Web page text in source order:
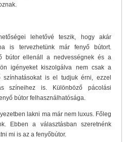
lehetővé teszik, hogy akár
is tervezhetünk már fenyő bútort.
bútor ellenáll a nedvességnek és a
igényeket kiszolgálva nem csak a
színhatásokat is el tudjuk érni, ezzel
színeihez is. Különböző pácolási
bútor felhasználhatósága.
lakni ma már nem luxus. Főleg
Ebben a választásban szeretnénk
mi is az a fenyőbútor.